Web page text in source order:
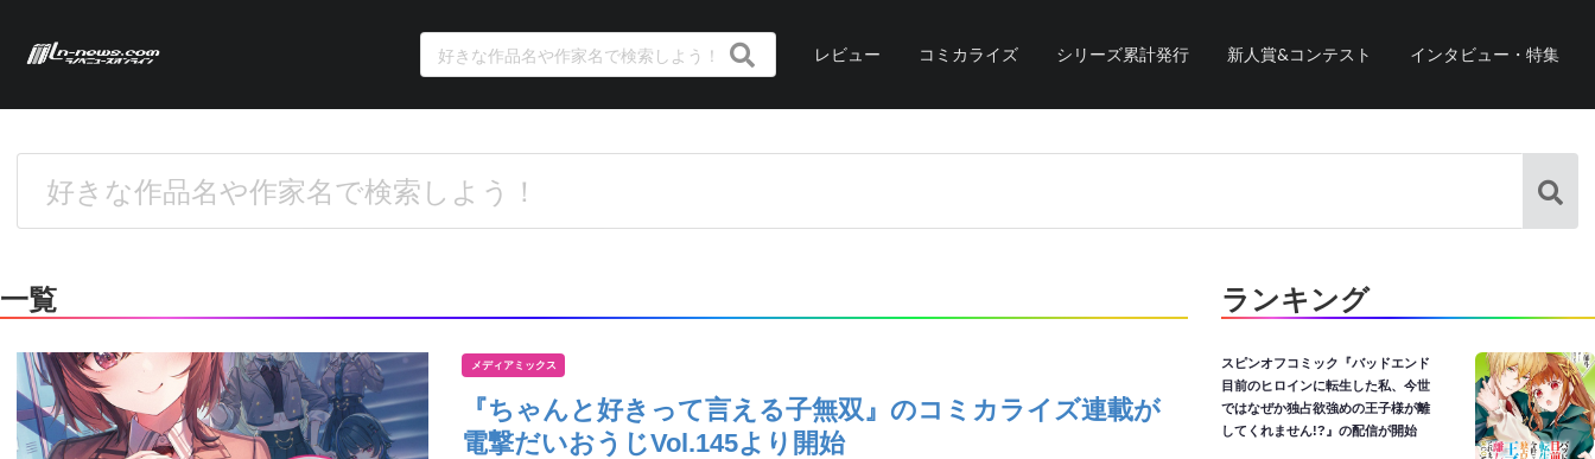
レビュー コミカライズ シリーズ累計発行 新人賞&コンテスト インタビュー・特集
一覧
メディアミックス
『ちゃんと好きって言える子無双』のコミカライズ連載が
電撃だいおうじVol.145より開始
ランキング
スピンオフコミック『バッドエンド
目前のヒロインに転生した私、今世
ではなぜか独占欲強めの王子様が離
してくれません!?』の配信が開始